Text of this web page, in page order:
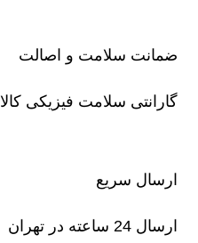
ضمانت سلامت و اصالت
گارانتی سلامت فیزیکی کالا
ارسال سریع
ارسال 24 ساعته در تهران